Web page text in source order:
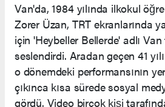
Van'da, 1984 yılında ilkokul
Zorer Üzan, TRT ekranlarında
için 'Heybeller Bellerde' adlı
seslendirdi. Aradan geçen 41
o dönemdeki performansının
çıkınca kısa sürede sosyal
gördü. Video birçok kişi